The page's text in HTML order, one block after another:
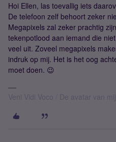
Hoi Ellen, las toevallig iets
De telefoon zelf behoort zeker
Megapixels zal zeker prachtig
tekenpotlood aan iemand die
veel uit. Zoveel megapixels
indruk op mij. Het is het oog
moet doen. 😉
Veni Vidi Voco / De avatar van